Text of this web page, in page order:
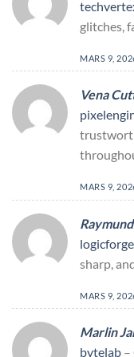
glitches,
MARS 9,
Vena
MARS 9,
logicforge
sharp,
MARS 9,
Marlin
bytelab –